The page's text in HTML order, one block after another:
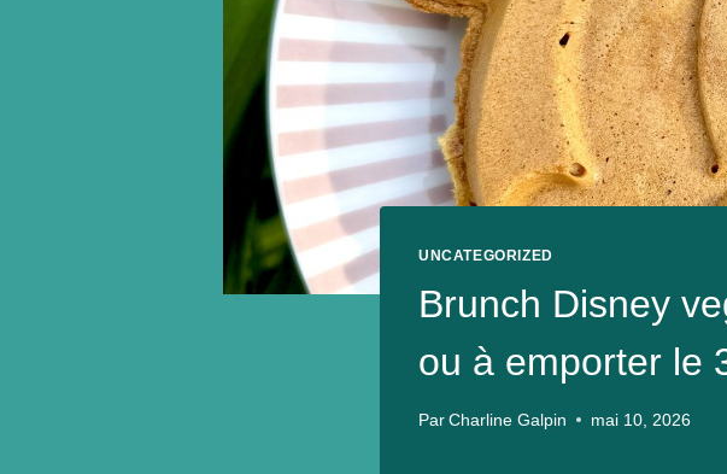
UNCATEGORIZED
Brunch Disney
ou à emporter le
Par Charline Galpin mai 10, 2026